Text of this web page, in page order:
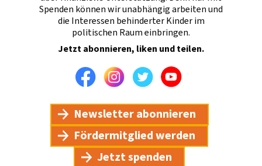
Spenden können wir unabhängig arbeiten und
die Interessen behinderter Kinder im
politischen Raum einbringen.
Jetzt abonnieren, liken und teilen.
FacebookInstagramTwitterYoutube
Newsletter abonnieren
Fördermitglied werden
Jetzt spenden